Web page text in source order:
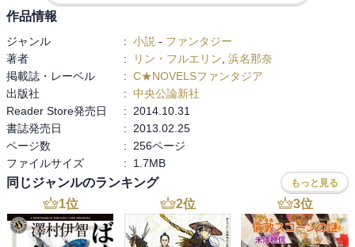
発売されて日が浅いので内容については触れませんが、アレクの男
ジルもいつも通り…いや、それ以上？いじいじしてますが、やはり
相変わらずといった感じ(笑)
なんか懐かしいな～と思いながらじわじわ読んでます。
続編も年内刊行とのことで、今からとっても楽しみ。
作品情報
ジャンル : 小説 - ファンタジー
著者
: リン・フルエリン 浜名那奈
掲載誌・レーベル
: C★NOVELSファンタジア
出版社
: 中央公論新社
Reader Store発売日
:
2014.10.31
書誌発売日
:
2013.02.25
ページ数
:
256ページ
ファイルサイズ
: 1.7MB
同じジャンルのランキング もっと見る
1位 2位 3位